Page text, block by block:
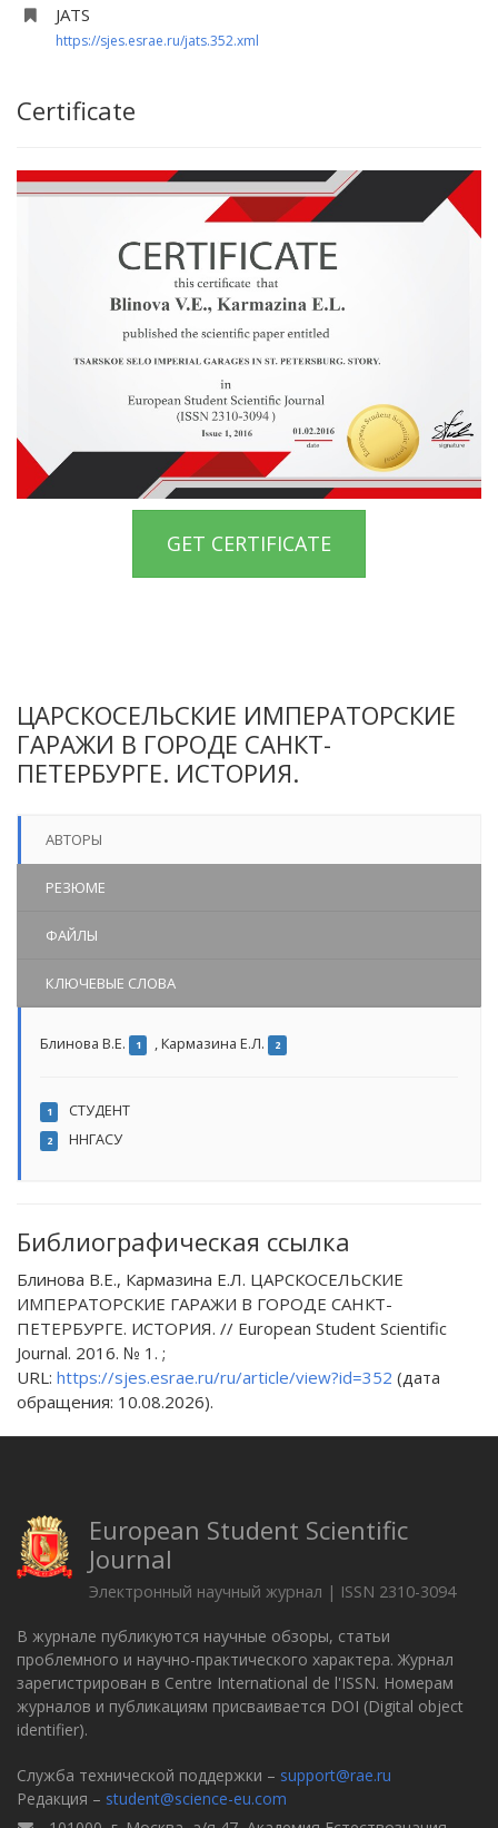
JATS
https://sjes.esrae.ru/jats.352.xml
Certificate
GET CERTIFICATE
ЦАРСКОСЕЛЬСКИЕ ИМПЕРАТОРСКИЕ
ГАРАЖИ В ГОРОДЕ САНКТ-
ПЕТЕРБУРГЕ. ИСТОРИЯ.
АВТОРЫ
РЕЗЮМЕ
ФАЙЛЫ
КЛЮЧЕВЫЕ СЛОВА
Блинова В.Е. 1 ,Кармазина Е.Л. 2
1 СТУДЕНТ
2 ННГАСУ
Библиографическая ссылка
Блинова В.Е., Кармазина Е.Л. ЦАРСКОСЕЛЬСКИЕ
ИМПЕРАТОРСКИЕ ГАРАЖИ В ГОРОДЕ САНКТ-
ПЕТЕРБУРГЕ. ИСТОРИЯ. // European Student Scientific
Journal. 2016. № 1. ;
URL: https://sjes.esrae.ru/ru/article/view?id=352 (дата
обращения: 10.08.2026).
European Student Scientific
Journal
Электронный научный журнал | ISSN 2310-3094
В журнале публикуются научные обзоры, статьи
проблемного и научно-практического характера. Журнал
зарегистрирован в Centre International de l'ISSN. Номерам
журналов и публикациям присваивается DOI (Digital object
identifier).
Служба технической поддержки – support@rae.ru
Редакция – student@science-eu.com